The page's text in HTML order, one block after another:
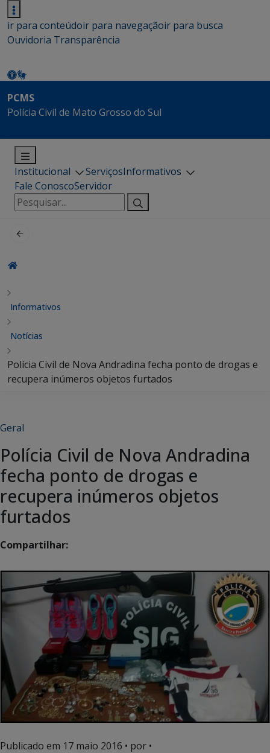
ir para conteúdoir para navegaçãoir para busca
Ouvidoria Transparência
PCMS
Polícia Civil de Mato Grosso do Sul
Institucional ServiçosInformativos
Fale ConoscoServidor
Pesquisar
por:
Informativos
Notícias
Polícia Civil de Nova Andradina fecha ponto de drogas e
recupera inúmeros objetos furtados
Geral
Polícia Civil de Nova Andradina
fecha ponto de drogas e
recupera inúmeros objetos
furtados
Compartilhar:
Publicado em 17 maio 2016 • por •